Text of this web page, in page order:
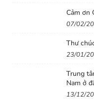
07/02/
Thư
23/01/
Trung
Nam ở
13/12/